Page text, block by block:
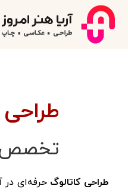
طراحی
طراحی کاتالوگ حرفه‌ای در